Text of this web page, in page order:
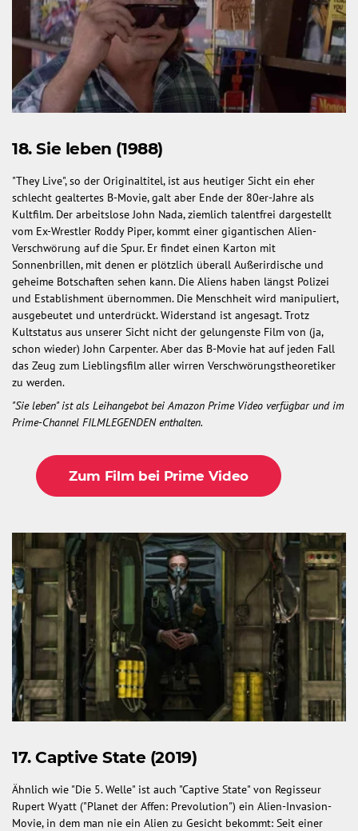
18. Sie leben (1988)
"They Live", so der Originaltitel, ist aus heutiger Sicht ein eher
schlecht gealtertes B-Movie, galt aber Ende der 80er-Jahre als
Kultfilm. Der arbeitslose John Nada, ziemlich talentfrei dargestellt
vom Ex-Wrestler Roddy Piper, kommt einer gigantischen Alien-
Verschwörung auf die Spur. Er findet einen Karton mit
Sonnenbrillen, mit denen er plötzlich überall Außerirdische und
geheime Botschaften sehen kann. Die Aliens haben längst Polizei
und Establishment übernommen. Die Menschheit wird manipuliert,
ausgebeutet und unterdrückt. Widerstand ist angesagt. Trotz
Kultstatus aus unserer Sicht nicht der gelungenste Film von (ja,
schon wieder) John Carpenter. Aber das B-Movie hat auf jeden Fall
das Zeug zum Lieblingsfilm aller wirren Verschwörungstheoretiker
zu werden.
"Sie leben" ist als Leihangebot bei Amazon Prime Video verfügbar und im
Prime-Channel FILMLEGENDEN enthalten.
Zum Film bei Prime Video
17.Captive State (2019)
Ähnlich wie "Die 5. Welle" ist auch "Captive State" von Regisseur
Rupert Wyatt ("Planet der Affen: Prevolution") ein Alien-Invasion-
Movie, in dem man nie ein Alien zu Gesicht bekommt: Seit einer